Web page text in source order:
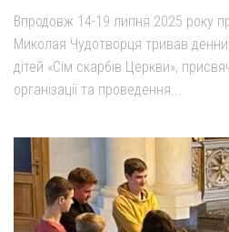
Впродовж 14-19 липня 2025 року
Миколая Чудотворця тривав
дітей «Сім скарбів Церкви»,
організації та проведення...